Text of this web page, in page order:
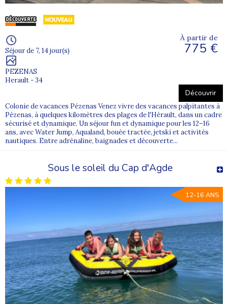
Séjour de 7, 14 jour(s)
PEZENAS
Herault - 34
À partir de
775 €
Découvrir
Colonie de vacances Pézenas Venez vivre des vacances palpitantes à
Pézenas, à quelques kilomètres des plages de l'Hérault, dans un cadre
sécurisé et dynamique. Un séjour fun et dynamique pour les 12–16
ans, avec Water Jump, Aqualand, bouée tractée, jetski et activités
nautiques. Entre adrénaline, baignades et découverte...
Sous le soleil du Cap d'Agde
12-16 ANS